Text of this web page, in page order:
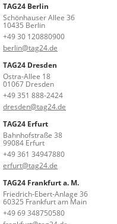
TAG24 Berlin
Schönhauser Allee 36
10435 Berlin
+49 30 120880900
berlin@tag24.de
TAG24 Dresden
Ostra-Allee 18
01067 Dresden
+49 351 888-2424
dresden@tag24.de
TAG24 Erfurt
Bahnhofstraße 38
99084 Erfurt
+49 361 34947880
erfurt@tag24.de
TAG24 Frankfurt a. M.
Friedrich-Ebert-Anlage 36
60325 Frankfurt am Main
+49 69 348750580